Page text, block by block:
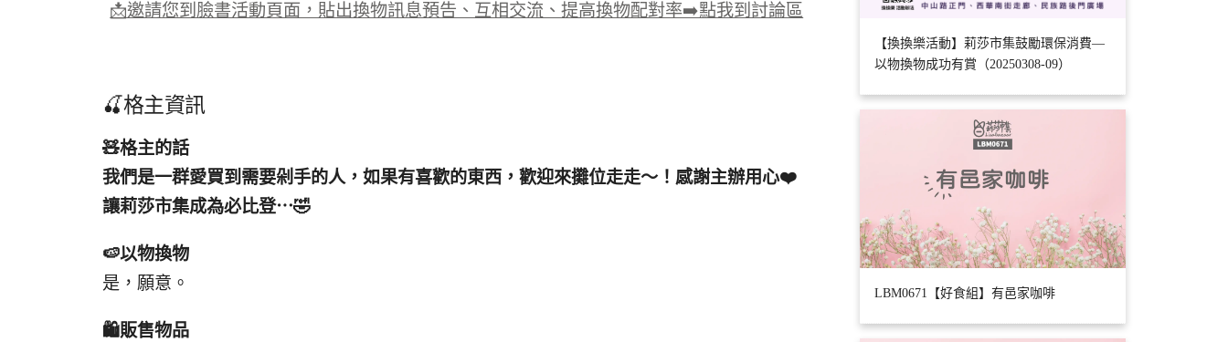
📩邀請您到臉書活動頁面，貼出換物訊息預告、互相交流、提高換物配對率➡️點我到討論區
🍒格主資訊
🧸格主的話
我們是一群愛買到需要剁手的人，如果有喜歡的東西，歡迎來攤位走走～！感謝主辦用心❤️
讓莉莎市集成為必比登⋯🤣
🍉以物換物
是，願意。
🛍️販售物品
【換換樂活動】莉莎市集鼓勵環保消費—
以物換物成功有賞（20250308-09）
LBM0671【好食組】有邑家咖啡